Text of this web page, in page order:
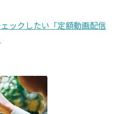
ックしたい「定額動画配信